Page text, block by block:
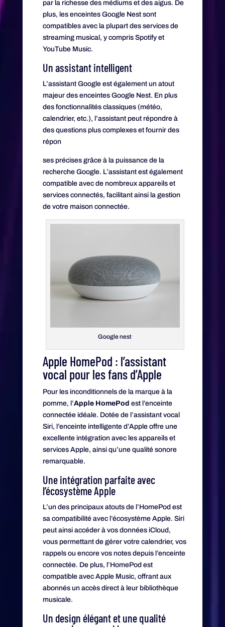
par la richesse des médiums et des aigus. De
plus, les enceintes Google Nest sont
compatibles avec la plupart des services de
streaming musical, y compris Spotify et
YouTube Music.
Un assistant intelligent
L’assistant Google est également un atout
majeur des enceintes Google Nest. En plus
des fonctionnalités classiques (météo,
calendrier, etc.), l’assistant peut répondre à
des questions plus complexes et fournir des
répon
ses précises grâce à la puissance de la
recherche Google. L’assistant est également
compatible avec de nombreux appareils et
services connectés, facilitant ainsi la gestion
de votre maison connectée.
Google nest
Apple HomePod : l’assistant
vocal pour les fans d’Apple
Pour les inconditionnels de la marque à la
pomme, l’Apple HomePod est l’enceinte
connectée idéale. Dotée de l’assistant vocal
Siri, l’enceinte intelligente d’Apple offre une
excellente intégration avec les appareils et
services Apple, ainsi qu’une qualité sonore
remarquable.
Une intégration parfaite avec
l’écosystème Apple
L’un des principaux atouts de l’HomePod est
sa compatibilité avec l’écosystème Apple. Siri
peut ainsi accéder à vos données iCloud,
vous permettant de gérer votre calendrier, vos
rappels ou encore vos notes depuis l’enceinte
connectée. De plus, l’HomePod est
compatible avec Apple Music, offrant aux
abonnés un accès direct à leur bibliothèque
musicale.
Un design élégant et une qualité